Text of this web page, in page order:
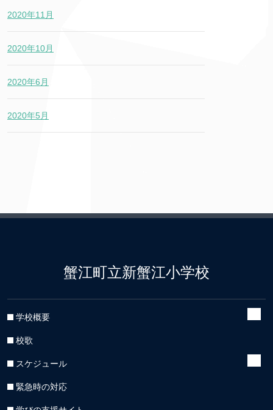
2020年11月
2020年10月
2020年6月
2020年5月
蟹江町立新蟹江小学校
学校概要
校歌
スケジュール
緊急時の対応